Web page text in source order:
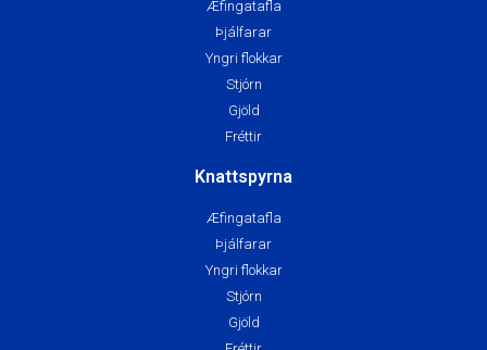
Íþróttafélagið Grótta © Allur réttur áskilinn | Ljósmyndir © Eyjólfur
Garðarsson